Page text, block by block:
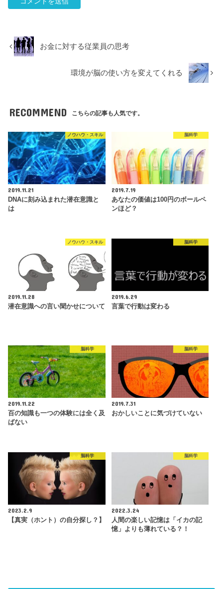
お金に対する従業員の思考
環境が脳の使い方を変えてくれる
RECOMMEND こちらの記事も人気です。
ノウハウ・スキル
2019.11.21
DNAに刻み込まれた潜在意識と
は
脳科学
2019.7.19
あなたの価値は100円のボールペ
ンほど？
ノウハウ・スキル
2019.11.28
潜在意識への言い聞かせについて
脳科学
2019.6.29
言葉で行動は変わる
脳科学
2019.11.22
百の知識も一つの体験には全く及
ばない
脳科学
2019.7.31
おかしいことに気づけていない
脳科学
2023.2.9
【真実（ホント）の自分探し？】
脳科学
2022.3.24
人間の楽しい記憶は「イカの記
憶」よりも薄れている？！